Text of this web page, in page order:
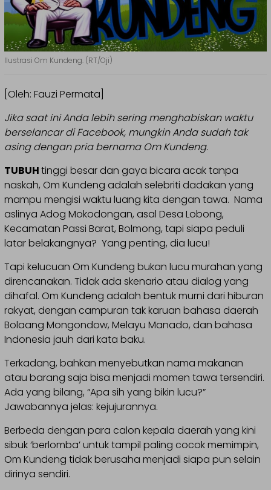
Ilustrasi Om Kundeng. (RT/Oji)
[Oleh: Fauzi Permata]
Jika saat ini Anda lebih sering menghabiskan waktu
berselancar di Facebook, mungkin Anda sudah tak
asing dengan pria bernama Om Kundeng.
TUBUHtinggi besar dan gaya bicara acak tanpa
naskah, Om Kundeng adalah selebriti dadakan yang
mampu mengisi waktu luang kita dengan tawa. Nama
aslinya Adog Mokodongan, asal Desa Lobong,
Kecamatan Passi Barat, Bolmong, tapi siapa peduli
latar belakangnya? Yang penting, dia lucu!
Tapi kelucuan Om Kundeng bukan lucu murahan yang
direncanakan. Tidak ada skenario atau dialog yang
dihafal. Om Kundeng adalah bentuk murni dari hiburan
rakyat, dengan campuran tak karuan bahasa daerah
Bolaang Mongondow, Melayu Manado, dan bahasa
Indonesia jauh dari kata baku.
Terkadang, bahkan menyebutkan nama makanan
atau barang saja bisa menjadi momen tawa tersendiri.
Ada yang bilang, “Apa sih yang bikin lucu?”
Jawabannya jelas: kejujurannya.
Berbeda dengan para calon kepala daerah yang kini
sibuk ‘berlomba’ untuk tampil paling cocok memimpin,
Om Kundeng tidak berusaha menjadi siapa pun selain
dirinya sendiri.